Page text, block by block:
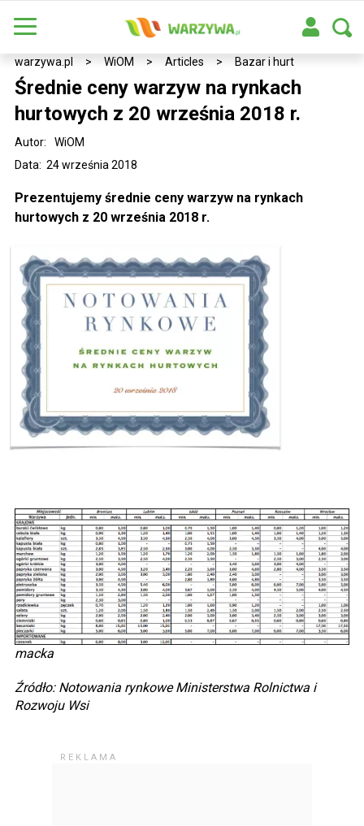
warzywa.pl > WiOM > Articles > Bazar i hurt
Średnie ceny warzyw na rynkach
hurtowych z 20 września 2018 r.
Data: 24 września 2018
Autor: WiOM
Prezentujemy średnie ceny warzyw na rynkach
hurtowych z 20 września 2018 r.
macka
Źródło: Notowania rynkowe Ministerstwa Rolnictwa i
Rozwoju Wsi